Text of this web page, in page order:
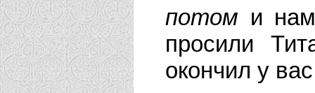
потом и
просили
окончил у